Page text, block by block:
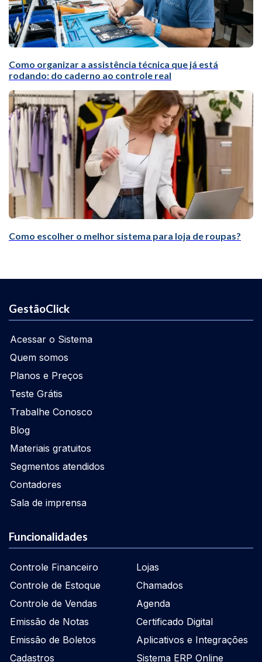
Como organizar a assistência técnica que já está
rodando: do caderno ao controle real
Como escolher o melhor sistema para loja de roupas?
GestãoClick
Acessar o Sistema
Quem somos
Planos e Preços
Teste Grátis
Trabalhe Conosco
Blog
Materiais gratuitos
Segmentos atendidos
Contadores
Sala de imprensa
Funcionalidades
Controle Financeiro
Controle de Estoque
Controle de Vendas
Emissão de Notas
Emissão de Boletos
Cadastros
Lojas
Chamados
Agenda
Certificado Digital
Aplicativos e Integrações
Sistema ERP Online